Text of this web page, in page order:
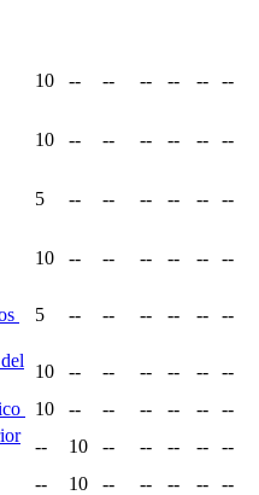
10 -- -- -- -- -- --
10 -- -- -- -- -- --
5 -- -- -- -- -- --
10 -- -- -- -- -- --
5 -- -- -- -- -- --
10 -- -- -- -- --
--
10 -- -- -- -- --
--
-- 10 -- -- -- --
--
-- 10 -- -- -- -- --